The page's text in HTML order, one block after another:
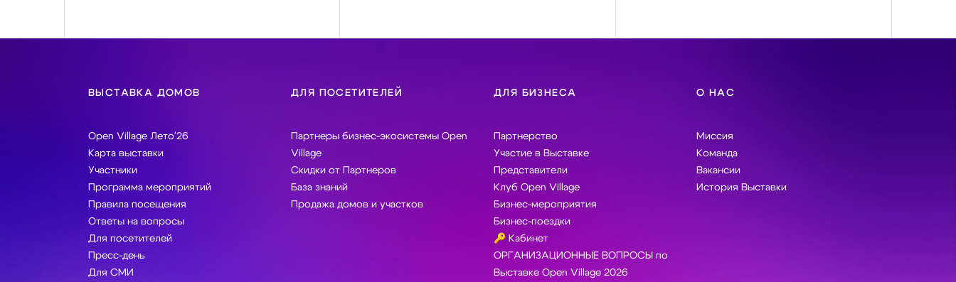
ВЫСТАВКА ДОМОВ
Open Village Лето'26
Карта выставки
Участники
Программа мероприятий
Правила посещения
Ответы на вопросы
Для посетителей
Пресс-день
Для СМИ
ДЛЯ ПОСЕТИТЕЛЕЙ
Партнеры бизнес-экосистемы Open
Village
Скидки от Партнеров
База знаний
Продажа домов и участков
ДЛЯ БИЗНЕСА
Партнерство
Участие в Выставке
Представители
Клуб Open Village
Бизнес-мероприятия
Бизнес-поездки
🔑 Кабинет
ОРГАНИЗАЦИОННЫЕ ВОПРОСЫ по
Выставке Open Village 2026
О НАС
Миссия
Команда
Вакансии
История Выставки